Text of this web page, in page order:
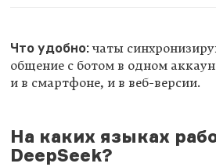
Что удобно:чаты
общение с ботом в одном
и в смартфоне, и в веб-версии.
На каких языках
DeepSeek?